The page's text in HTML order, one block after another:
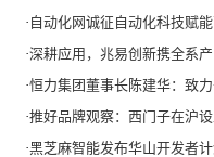
· 自动化网诚征自动化科技赋
·深耕应用，兆易创新携全系
·恒力集团董事长陈建华：致力于打造全球行业标杆，为国
·推好品牌观察：西门子在沪设
·黑芝麻智能发布华山开发者